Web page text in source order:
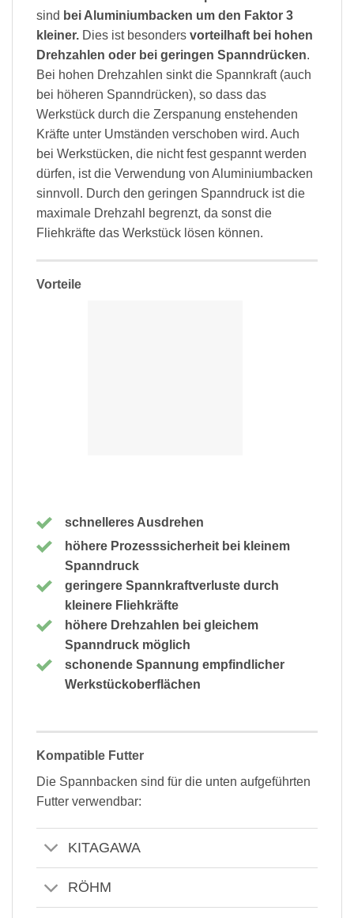
sind bei Aluminiumbacken um den Faktor 3
kleiner. Dies ist besonders vorteilhaft bei hohen
Drehzahlen oder bei geringen Spanndrücken.
Bei hohen Drehzahlen sinkt die Spannkraft (auch
bei höheren Spanndrücken), so dass das
Werkstück durch die Zerspanung enstehenden
Kräfte unter Umständen verschoben wird. Auch
bei Werkstücken, die nicht fest gespannt werden
dürfen, ist die Verwendung von Aluminiumbacken
sinnvoll. Durch den geringen Spanndruck ist die
maximale Drehzahl begrenzt, da sonst die
Fliehkräfte das Werkstück lösen können.
Vorteile
schnelleres Ausdrehen
höhere Prozesssicherheit bei kleinem
Spanndruck
geringere Spannkraftverluste durch
kleinere Fliehkräfte
höhere Drehzahlen bei gleichem
Spanndruck möglich
schonende Spannung empfindlicher
Werkstückoberflächen
Kompatible Futter
Die Spannbacken sind für die unten aufgeführten
Futter verwendbar:
KITAGAWA
RÖHM